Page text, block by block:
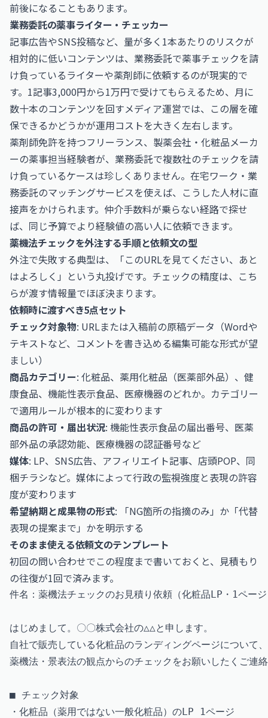
前後になることもあります。
業務委託の薬事ライター・チェッカー
記事広告やSNS投稿など、量が多く1本あたりのリスクが
相対的に低いコンテンツは、業務委託で薬事チェックを請
け負っているライターや薬剤師に依頼するのが現実的で
す。1記事3,000円から1万円で受けてもらえるため、月に
数十本のコンテンツを回すメディア運営では、この層を確
保できるかどうかが運用コストを大きく左右します。
薬剤師免許を持つフリーランス、製薬会社・化粧品メーカ
ーの薬事担当経験者が、業務委託で複数社のチェックを請
け負っているケースは珍しくありません。在宅ワーク・業
務委託のマッチングサービスを使えば、こうした人材に直
接声をかけられます。仲介手数料が乗らない経路で探せ
ば、同じ予算でより経験値の高い人に依頼できます。
薬機法チェックを外注する手順と依頼文の型
外注で失敗する典型は、「このURLを見てください、あと
はよろしく」という丸投げです。チェックの精度は、こち
らが渡す情報量でほぼ決まります。
依頼時に渡すべき5点セット
チェック対象物: URLまたは入稿前の原稿データ（Wordや
テキストなど、コメントを書き込める編集可能な形式が望
ましい）
商品カテゴリー: 化粧品、薬用化粧品（医薬部外品）、健
康食品、機能性表示食品、医療機器のどれか。カテゴリー
で適用ルールが根本的に変わります
商品の許可・届出状況: 機能性表示食品の届出番号、医薬
部外品の承認効能、医療機器の認証番号など
媒体: LP、SNS広告、アフィリエイト記事、店頭POP、同
梱チラシなど。媒体によって行政の監視強度と表現の許容
度が変わります
希望納期と成果物の形式: 「NG箇所の指摘のみ」か「代替
表現の提案まで」かを明示する
そのまま使える依頼文のテンプレート
初回の問い合わせでこの程度まで書いておくと、見積もり
の往復が1回で済みます。
件名：薬機法チェックのお見積り依頼（化粧品LP・1ペー
はじめまして。〇〇株式会社の△△と申します。
自社で販売している化粧品のランディングページについて、
薬機法・景表法の観点からのチェックをお願いしたくご連
■ チェック対象
・化粧品（薬用ではない一般化粧品）のLP 1ページ